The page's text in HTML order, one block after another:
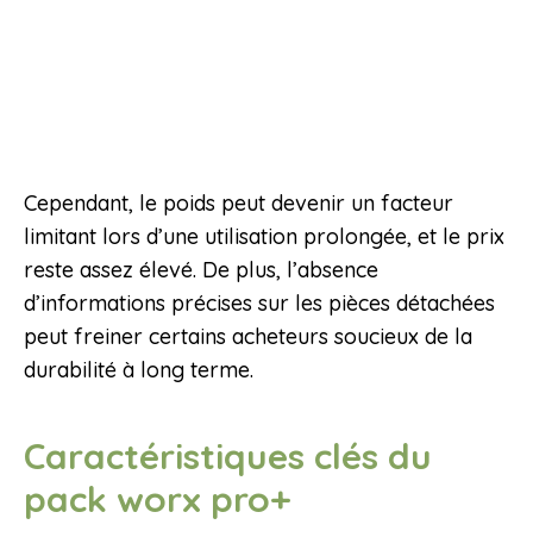
Cependant, le poids peut devenir un facteur
limitant lors d’une utilisation prolongée, et le prix
reste assez élevé. De plus, l’absence
d’informations précises sur les pièces détachées
peut freiner certains acheteurs soucieux de la
durabilité à long terme.
Caractéristiques clés du
pack worx pro+